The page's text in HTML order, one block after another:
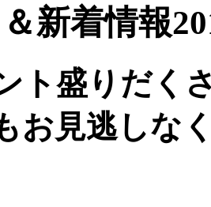
新着情報
ト盛りだく
お見逃しな